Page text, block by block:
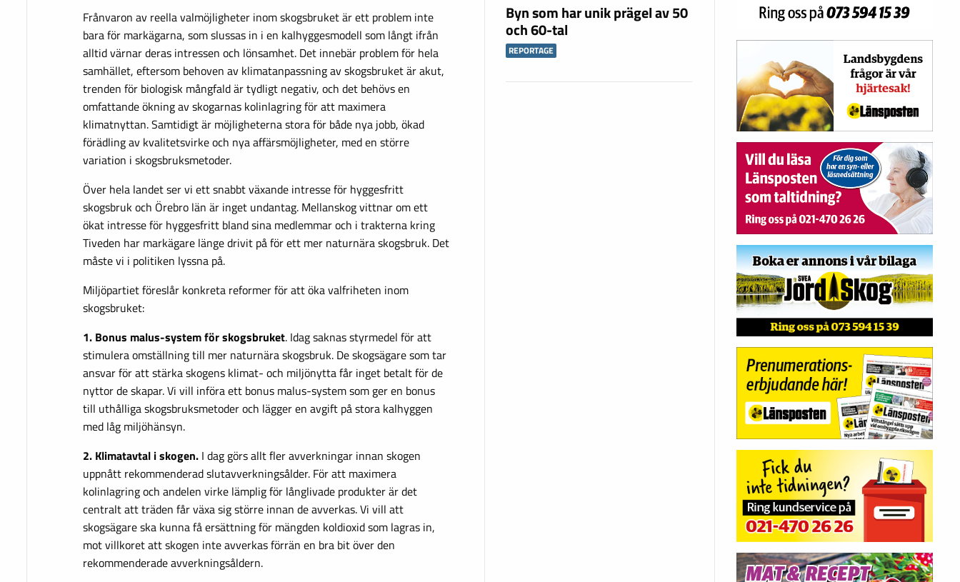
Frånvaron av reella valmöjligheter inom skogsbruket är ett problem inte
bara för markägarna, som slussas in i en kalhyggesmodell som långt ifrån
alltid värnar deras intressen och lönsamhet. Det innebär problem för hela
samhället, eftersom behoven av klimatanpassning av skogsbruket är akut,
trenden för biologisk mångfald är tydligt negativ, och det behövs en
omfattande ökning av skogarnas kolinlagring för att maximera
klimatnyttan. Samtidigt är möjligheterna stora för både nya jobb, ökad
förädling av kvalitetsvirke och nya affärsmöjligheter, med en större
variation i skogsbruksmetoder.
Över hela landet ser vi ett snabbt växande intresse för hyggesfritt
skogsbruk och Örebro län är inget undantag. Mellanskog vittnar om ett
ökat intresse för hyggesfritt bland sina medlemmar och i trakterna kring
Tiveden har markägare länge drivit på för ett mer naturnära skogsbruk. Det
måste vi i politiken lyssna på.
Miljöpartiet föreslår konkreta reformer för att öka valfriheten inom
skogsbruket:
1. Bonus malus-system för skogsbruket. Idag saknas styrmedel för att
stimulera omställning till mer naturnära skogsbruk. De skogsägare som tar
ansvar för att stärka skogens klimat- och miljönytta får inget betalt för de
nyttor de skapar. Vi vill införa ett bonus malus-system som ger en bonus
till uthålliga skogsbruksmetoder och lägger en avgift på stora kalhyggen
med låg miljöhänsyn.
2. Klimatavtal i skogen. I dag görs allt fler avverkningar innan skogen
uppnått rekommenderad slutavverkningsålder. För att maximera
kolinlagring och andelen virke lämplig för långlivade produkter är det
centralt att träden får växa sig större innan de avverkas. Vi vill att
skogsägare ska kunna få ersättning för mängden koldioxid som lagras in,
mot villkoret att skogen inte avverkas förrän en bra bit över den
rekommenderade avverkningsåldern.
Byn som har unik prägel av 50
och 60-tal
REPORTAGE